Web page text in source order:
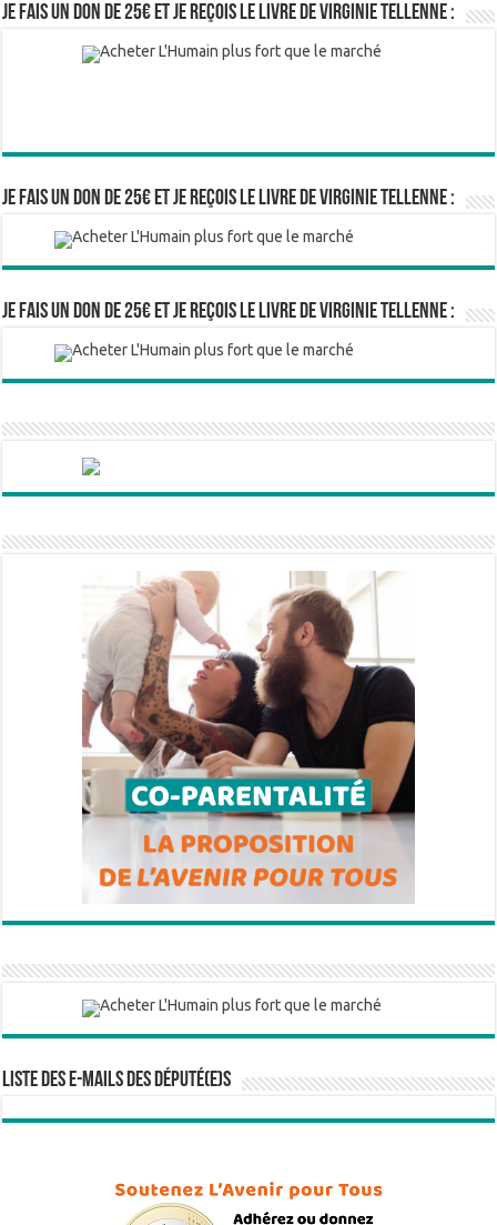
Je fais un don de 25€ et je reçois le livre de Virginie Tellenne :
Je fais un don de 25€ et je reçois le livre de Virginie Tellenne :
Je fais un don de 25€ et je reçois le livre de Virginie Tellenne :
Liste des e-mails des député(e)s